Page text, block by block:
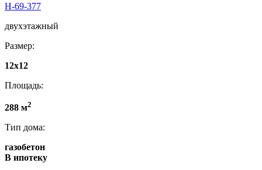
Н-69-377
двухэтажный
Размер:
12x12
Площадь:
288 м2
Тип дома:
газобетон
В ипотеку